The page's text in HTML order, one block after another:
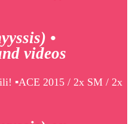
•
videos
▪️ACE 2015 / 2x SM / 2x